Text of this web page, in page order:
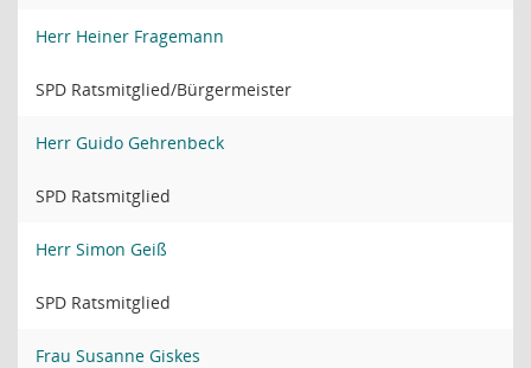
Herr Heiner Fragemann
SPD Ratsmitglied/Bürgermeister
Herr Guido Gehrenbeck
SPD Ratsmitglied
Herr Simon Geiß
SPD Ratsmitglied
Frau Susanne Giskes